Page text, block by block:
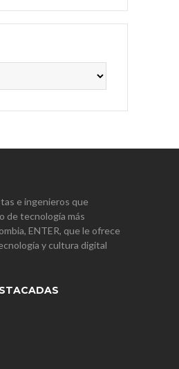
e ingenieros que
de tecnología más
ENTER, que le ofrece
y cultura digital